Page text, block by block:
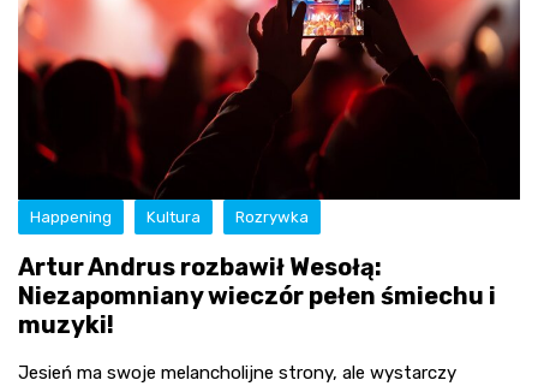
Happening Kultura Rozrywka
Artur Andrus rozbawił Wesołą:
Niezapomniany wieczór pełen śmiechu i
muzyki!
Jesień ma swoje melancholijne strony, ale wystarczy